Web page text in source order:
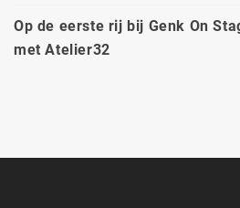
Op de eerste rij bij Genk On
met Atelier32